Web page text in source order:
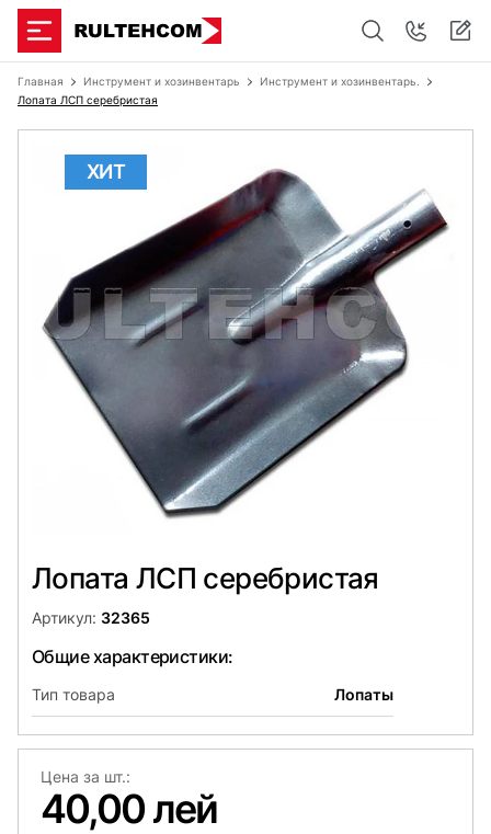
Главная Инструмент и хозинвентарь
Инструмент и хозинвентарь.
Лопата ЛСП серебристая
ХИТ
Лопата ЛСП серебристая
Артикул: 32365
Общие характеристики:
Тип товара Лопаты
Цена за шт.:
40,00 лей